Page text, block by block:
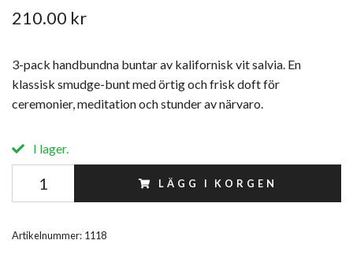
210.00 kr
3-pack handbundna buntar av kalifornisk vit salvia. En
klassisk smudge-bunt med örtig och frisk doft för
ceremonier, meditation och stunder av närvaro.
I lager.
LÄGG I KORGEN
Artikelnummer: 1118